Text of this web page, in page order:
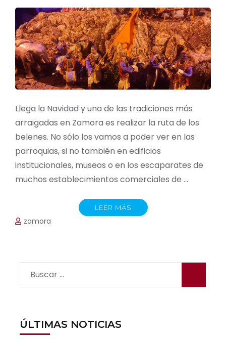
Llega la Navidad y una de las tradiciones más
arraigadas en Zamora es realizar la ruta de los
belenes. No sólo los vamos a poder ver en las
parroquias, si no también en edificios
institucionales, museos o en los escaparates de
muchos establecimientos comerciales de …
LEER MÁS
zamora
Buscar:
ÚLTIMAS NOTICIAS